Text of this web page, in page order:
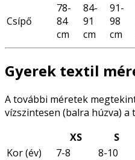
Csípő
78-
84
cm
84-
91
cm
91-
98
cm
Gyerek textil
A további méretek
vízszintesen (balra húzva) a
XS
S
Kor (év)
7-8 8-10